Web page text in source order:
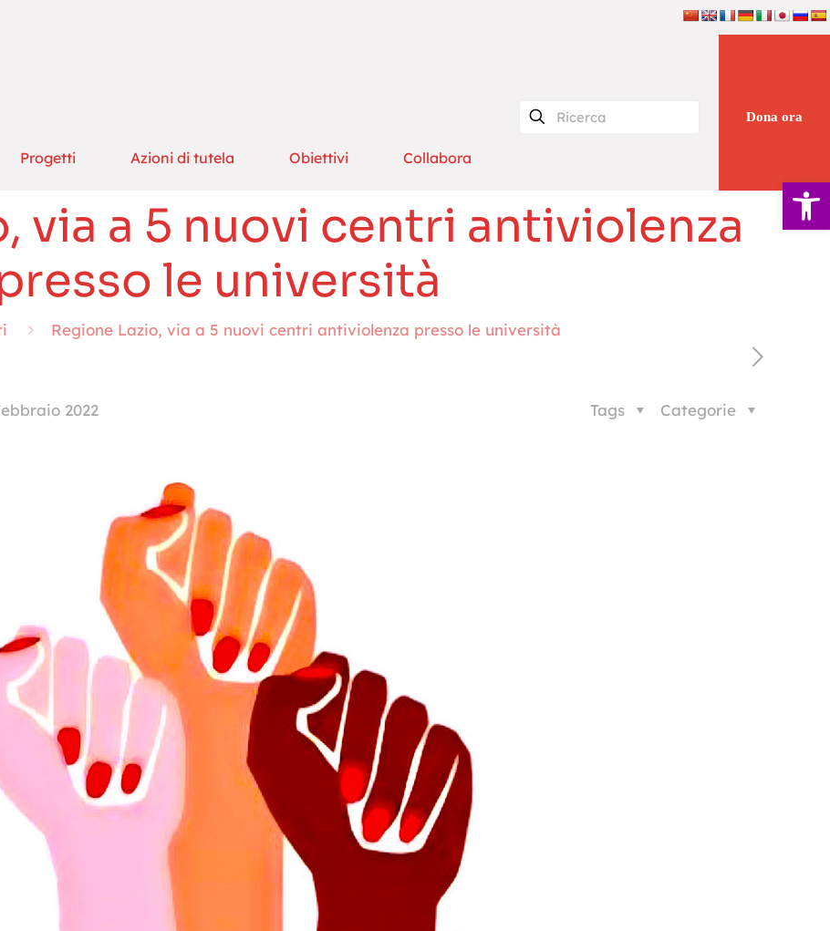
Apri la
Progetti Azioni di tutela Obiettivi Collabora
Dona ora
via a 5 nuovi centri antiviolenza
le università
Regione Lazio, via a 5 nuovi centri antiviolenza presso le università
2022 Categorie
Tags